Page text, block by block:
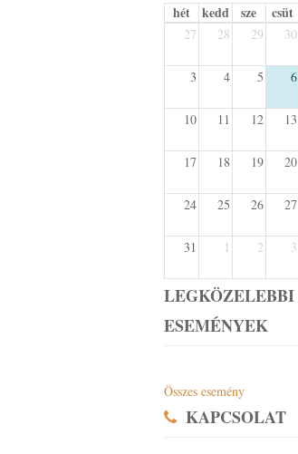
hét kedd sze csüt
27 28 29 30
3 4 5 6
10 11 12 13
17 18 19 20
24 25 26 27
31 1 2 3
LEGKÖZELEBBI
ESEMÉNYEK
Összes esemény
KAPCSOLAT